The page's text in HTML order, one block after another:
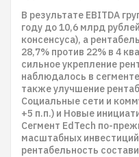
В результате EBITDA
году до 10,6 млрд
консенсуса), а
28,7% против 22% в 4
сильное укрепление
наблюдалось в
также улучшение
Социальные сети и
+5 п.п.) и Новые
Сегмент EdTech по-
масштабных инвестиций
рентабельность